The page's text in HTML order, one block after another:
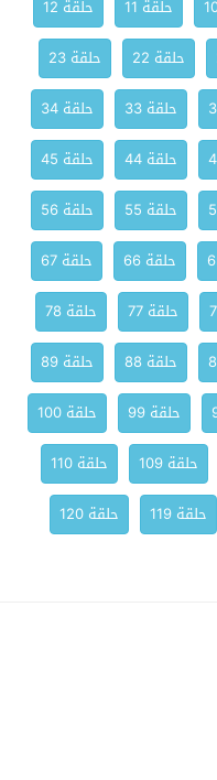
حلقة 11
حلقة 12
حلقة 22
حلقة 23
حلقة 33
حلقة 34
حلقة 44
حلقة 45
حلقة 55
حلقة 56
حلقة 66
حلقة 67
حلقة 77
حلقة 78
حلقة 88
حلقة 89
حلقة 99
حلقة 100
حلقة 109
حلقة 110
حلقة 119
حلقة 120